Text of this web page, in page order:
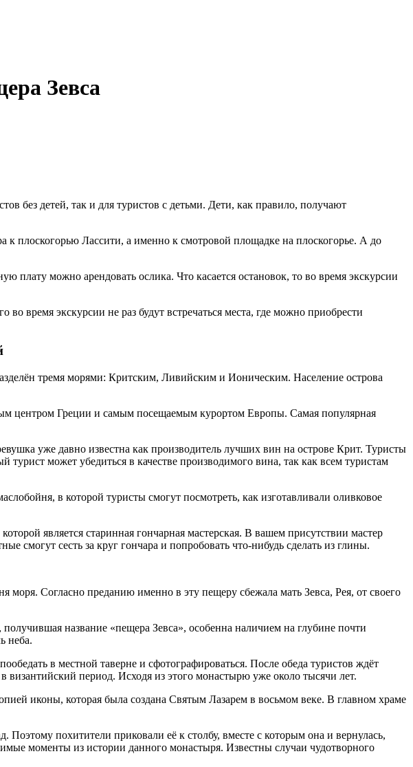
Зевса
без детей, так и для туристов с детьми. Дети, как правило, получают
к плоскогорью Лассити, а именно к смотровой площадке на плоскогорье. А до
плату можно арендовать ослика. Что касается остановок, то во время экскурсии
время экскурсии не раз будут встречаться места, где можно приобрести
тремя морями: Критским, Ливийским и Ионическим. Население острова
центром Греции и самым посещаемым курортом Европы. Самая популярная
уже давно известна как производитель лучших вин на острове Крит. Туристы
может убедиться в качестве производимого вина, так как всем туристам
в которой туристы смогут посмотреть, как изготавливали оливковое
является старинная гончарная мастерская. В вашем присутствии мастер
смогут сесть за круг гончара и попробовать что-нибудь сделать из глины.
Согласно преданию именно в эту пещеру сбежала мать Зевса, Рея, от своего
название «пещера Зевса», особенна наличием на глубине почти
неба.
в местной таверне и сфотографироваться. После обеда туристов ждёт
период. Исходя из этого монастырю уже около тысячи лет.
иконы, которая была создана Святым Лазарем в восьмом веке. В главном храме
Поэтому похитители приковали её к столбу, вместе с которым она и вернулась,
моменты из истории данного монастыря. Известны случаи чудотворного